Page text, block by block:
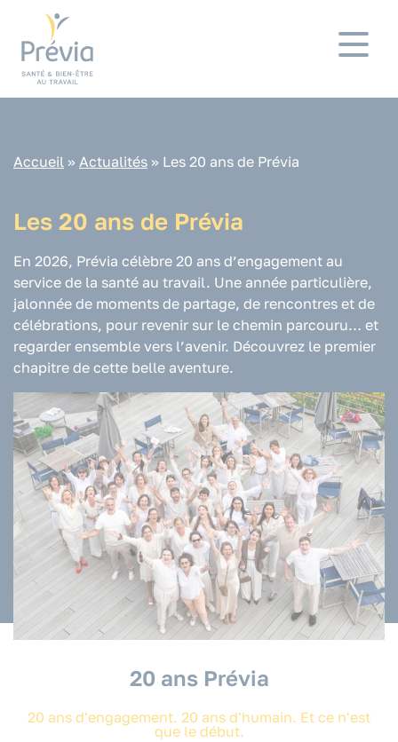
Accueil » Actualités » Les 20 ans de Prévia
Les 20 ans de Prévia
En 2026, Prévia célèbre 20 ans d’engagement au
service de la santé au travail. Une année particulière,
jalonnée de moments de partage, de rencontres et de
célébrations, pour revenir sur le chemin parcouru… et
regarder ensemble vers l’avenir. Découvrez le premier
chapitre de cette belle aventure.
20 ans Prévia
20 ans d'engagement. 20 ans d'humain. Et ce n'est
que le début.
Panneau de gestion des cookies